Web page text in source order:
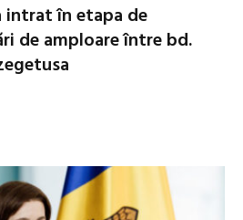
intrat în etapa de
de amploare între bd.